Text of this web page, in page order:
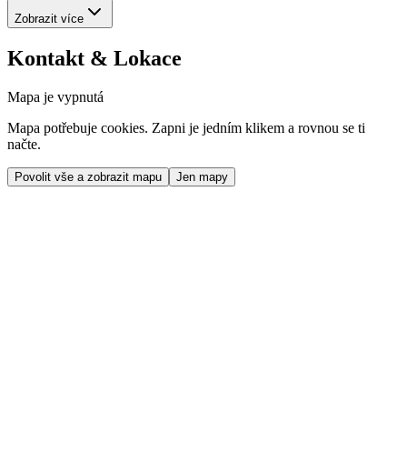
Zobrazit více
Kontakt & Lokace
Mapa je vypnutá
Mapa potřebuje cookies. Zapni je jedním klikem a rovnou se ti
načte.
Povolit vše a zobrazit mapu Jen mapy